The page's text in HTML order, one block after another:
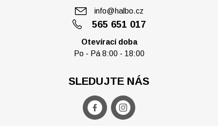
565 651 017
info@halbo.cz
Otevírací doba
Po - Pá 8:00 - 18:00
SLEDUJTE NÁS